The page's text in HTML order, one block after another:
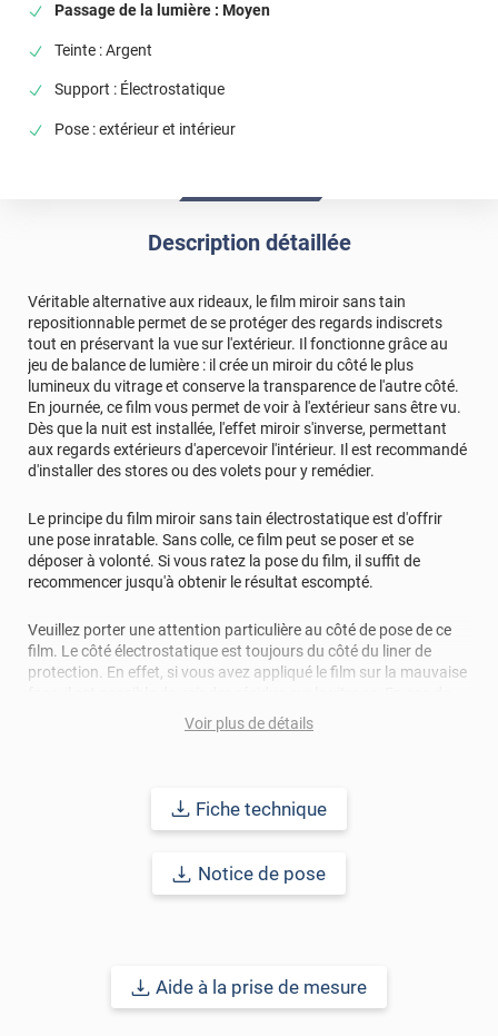
Passage de la lumière : Moyen
Teinte : Argent
Support : Électrostatique
Pose : extérieur et intérieur
Description détaillée
Véritable alternative aux rideaux, le film miroir sans tain
repositionnable permet de se protéger des regards indiscrets
tout en préservant la vue sur l'extérieur. Il fonctionne grâce au
jeu de balance de lumière : il crée un miroir du côté le plus
lumineux du vitrage et conserve la transparence de l'autre côté.
En journée, ce film vous permet de voir à l'extérieur sans être vu.
Dès que la nuit est installée, l'effet miroir s'inverse, permettant
aux regards extérieurs d'apercevoir l'intérieur. Il est recommandé
d'installer des stores ou des volets pour y remédier.
Le principe du film miroir sans tain électrostatique est d'offrir
une pose inratable. Sans colle, ce film peut se poser et se
déposer à volonté. Si vous ratez la pose du film, il suffit de
recommencer jusqu'à obtenir le résultat escompté.
Veuillez porter une attention particulière au côté de pose de ce
film. Le côté électrostatique est toujours du côté du liner de
protection. En effet, si vous avez appliqué le film sur la mauvaise
doute, n'hésitez pas à nous contacter.
Durabilité intérieure : 2 ans.
Voir plus de détails
Fiche technique
Notice de pose
Aide à la prise de mesure